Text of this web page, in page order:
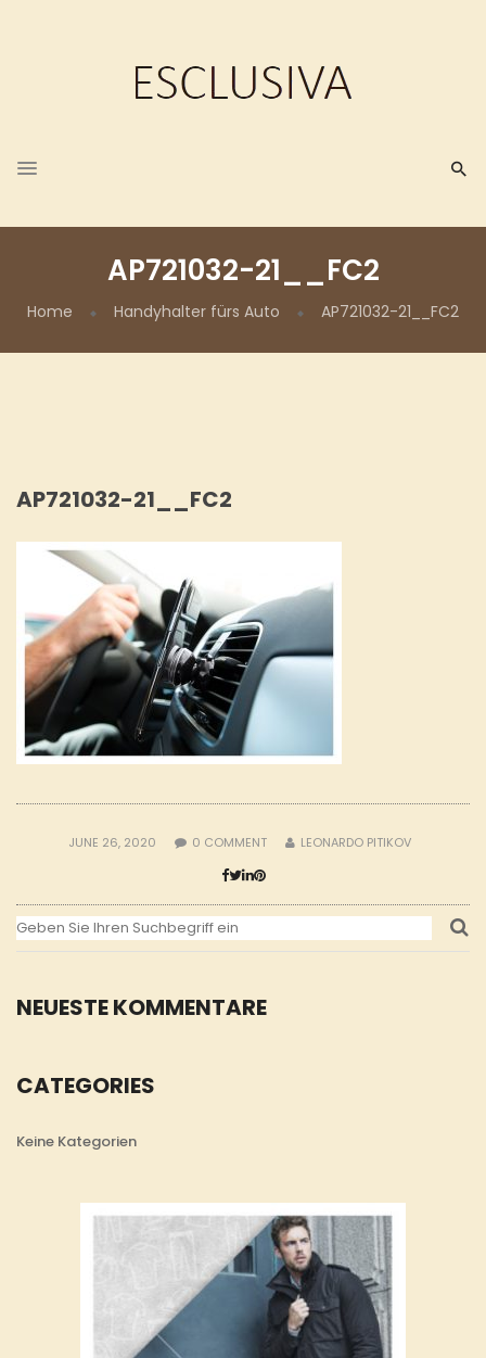
AP721032-21__FC2
Home Handyhalter fürs Auto AP721032-21__FC2
NEUESTE KOMMENTARE
CATEGORIES
Keine Kategorien
AP721032-21__FC2
JUNE 26, 2020 0 COMMENT LEONARDO PITIKOV